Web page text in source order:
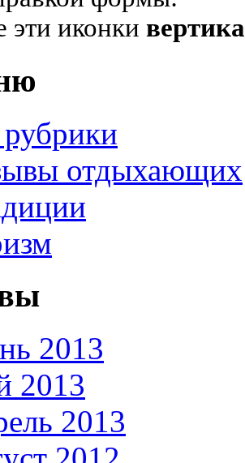
эти иконки
рубрики
отдыхающих
2013
2013
2013